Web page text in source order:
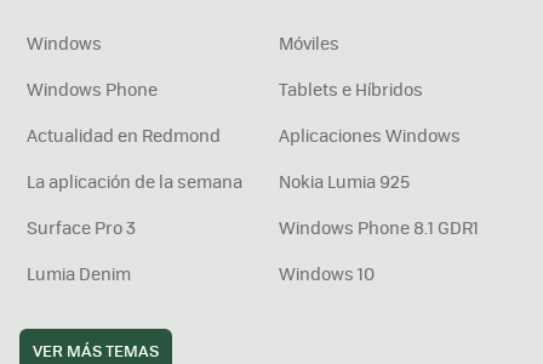
Windows
Móviles
Windows Phone
Tablets e Híbridos
Actualidad en Redmond
Aplicaciones Windows
La aplicación de la semana
Nokia Lumia 925
Surface Pro 3
Windows Phone 8.1 GDR1
Lumia Denim
Windows 10
VER MÁS TEMAS